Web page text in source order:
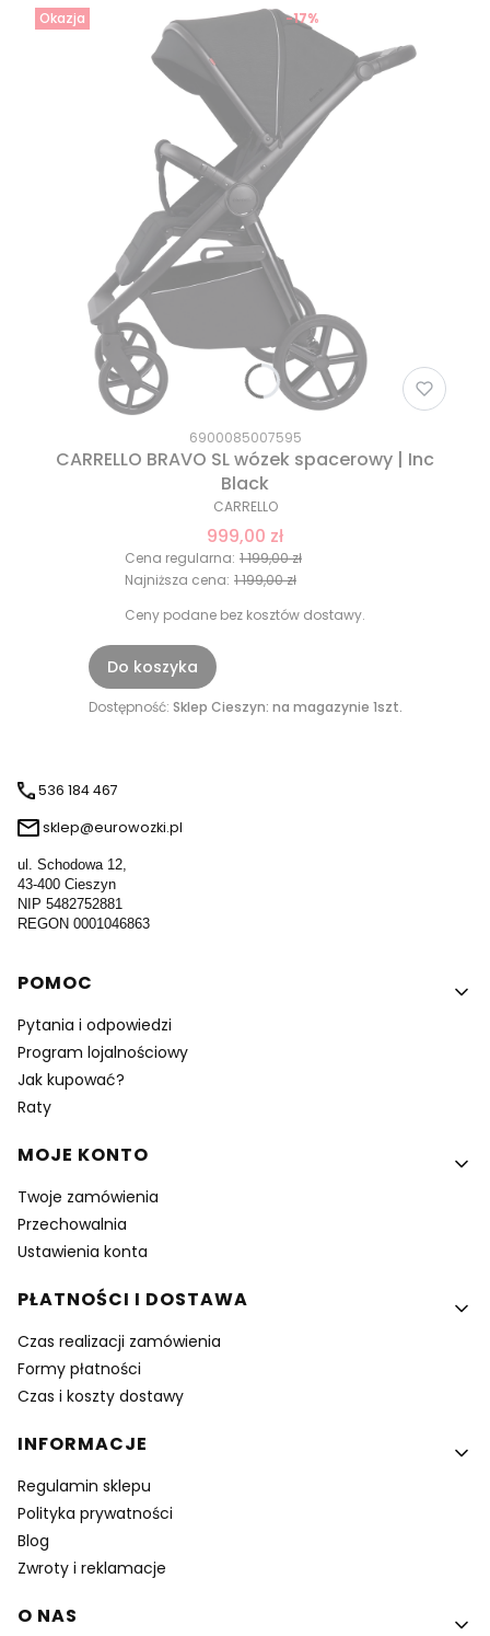
Okazja
6900085007595
CARRELLO BRAVO SL wózek spacerowy | Inc
Black
CARRELLO
999,00 zł
Cena regularna: 1 199,00 zł
-17%
Najniższa cena: 1 199,00 zł
Ceny podane bez kosztów dostawy.
Do koszyka
Dostępność: Sklep Cieszyn: na magazynie 1szt.
536 184 467
sklep@eurowozki.pl
ul. Schodowa 12,
43-400 Cieszyn
NIP 5482752881
REGON 0001046863
Linki w stopce
POMOC
Pytania i odpowiedzi
Program lojalnościowy
Jak kupować?
Raty
MOJE KONTO
Twoje zamówienia
Przechowalnia
Ustawienia konta
PŁATNOŚCI I DOSTAWA
Czas realizacji zamówienia
Formy płatności
Czas i koszty dostawy
INFORMACJE
Regulamin sklepu
Polityka prywatności
Blog
Zwroty i reklamacje
O NAS